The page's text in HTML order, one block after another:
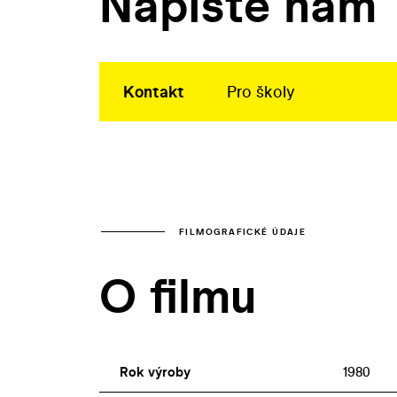
Kontakt Pro školy
FILMOGRAFICKÉ ÚDAJE
O filmu
Rok výroby 1980